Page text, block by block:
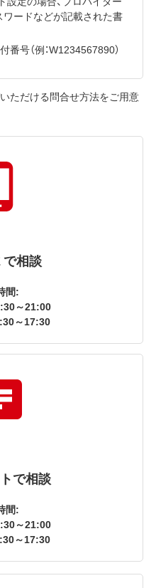
ードなどが記載された書
号（例：W1234567890）
ただける問合せ方法をご用意
相談
間:
～21:00
～17:30
で相談
間:
～21:00
～17:30